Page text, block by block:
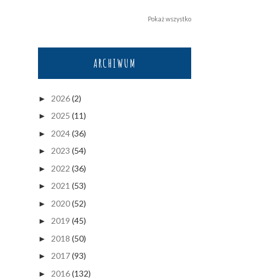
Pokaż wszystko
ARCHIWUM
► 2026(2)
► 2025 (11)
► 2024(36)
► 2023 (54)
► 2022 (36)
► 2021 (53)
► 2020(52)
► 2019 (45)
► 2018 (50)
► 2017(93)
► 2016(132)